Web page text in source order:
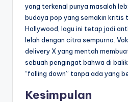
yang terkenal punya masalah
budaya pop yang semakin kritis
Hollywood, lagu ini tetap jadi
lelah dengan citra sempurna.
delivery X yang mentah
sebuah pengingat bahwa di
“falling down” tanpa ada yang
Kesimpulan